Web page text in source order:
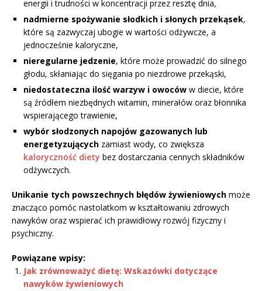
energii i trudności w koncentracji przez resztę dnia,
nadmierne spożywanie słodkich i słonych przekąsek,
które są zazwyczaj ubogie w wartości odżywcze, a
jednocześnie kaloryczne,
nieregularne jedzenie, które może prowadzić do silnego
głodu, skłaniając do sięgania po niezdrowe przekąski,
niedostateczna ilość warzyw i owoców w diecie, które
są źródłem niezbędnych witamin, minerałów oraz błonnika
wspierającego trawienie,
wybór słodzonych napojów gazowanych lub
energetyzujących zamiast wody, co zwiększa
kaloryczność diety bez dostarczania cennych składników
odżywczych.
Unikanie tych powszechnych błędów żywieniowych może
znacząco pomóc nastolatkom w kształtowaniu zdrowych
nawyków oraz wspierać ich prawidłowy rozwój fizyczny i
psychiczny.
Powiązane wpisy:
Jak zrównoważyć dietę: Wskazówki dotyczące
nawyków żywieniowych